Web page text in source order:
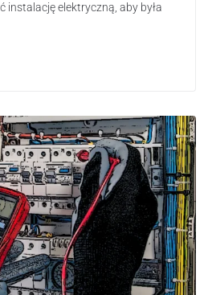
elektryczną, aby była